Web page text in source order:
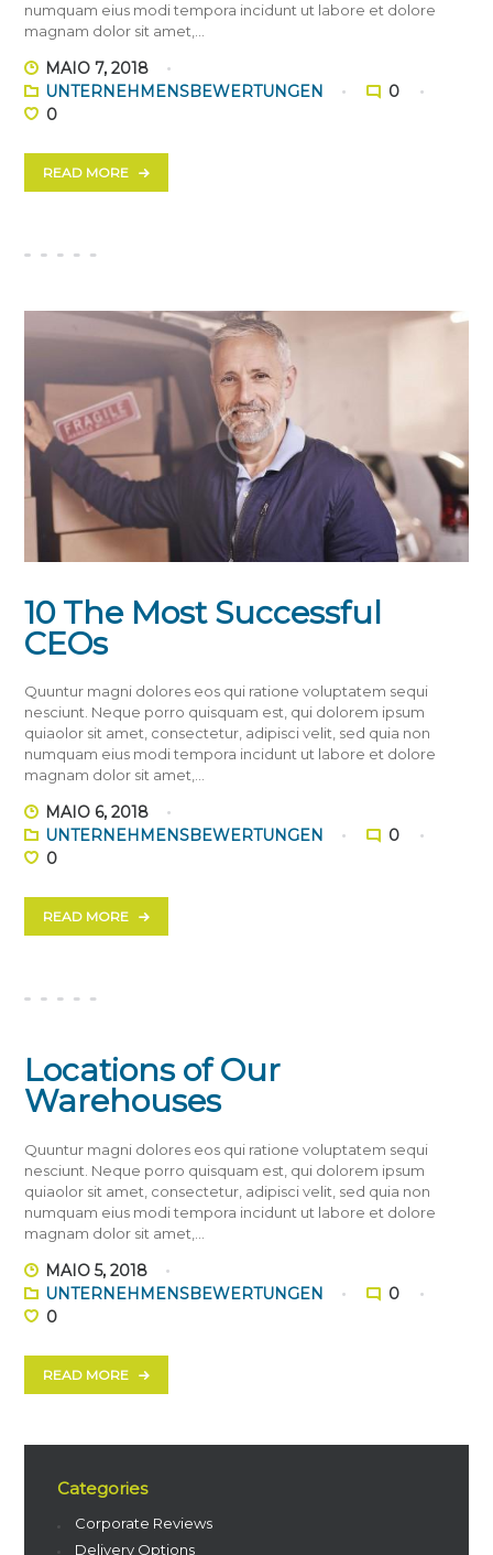
numquam eius modi tempora incidunt ut labore et dolore
magnam dolor sit amet,…
MAIO 7, 2018
UNTERNEHMENSBEWERTUNGEN
0
0
READ MORE
10 The Most Successful
CEOs
Quuntur magni dolores eos qui ratione voluptatem sequi
nesciunt. Neque porro quisquam est, qui dolorem ipsum
quiaolor sit amet, consectetur, adipisci velit, sed quia non
numquam eius modi tempora incidunt ut labore et dolore
magnam dolor sit amet,…
MAIO 6, 2018
UNTERNEHMENSBEWERTUNGEN
0
0
READ MORE
Locations of Our
Warehouses
Quuntur magni dolores eos qui ratione voluptatem sequi
nesciunt. Neque porro quisquam est, qui dolorem ipsum
quiaolor sit amet, consectetur, adipisci velit, sed quia non
numquam eius modi tempora incidunt ut labore et dolore
magnam dolor sit amet,…
MAIO 5, 2018
UNTERNEHMENSBEWERTUNGEN
0
0
READ MORE
Categories
Corporate Reviews
Delivery Options